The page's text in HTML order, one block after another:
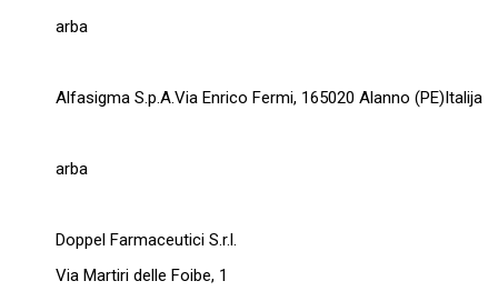
arba
Alfasigma S.p.A.Via Enrico Fermi, 165020 Alanno (PE)Italija
arba
Doppel Farmaceutici S.r.l.
Via Martiri delle Foibe, 1